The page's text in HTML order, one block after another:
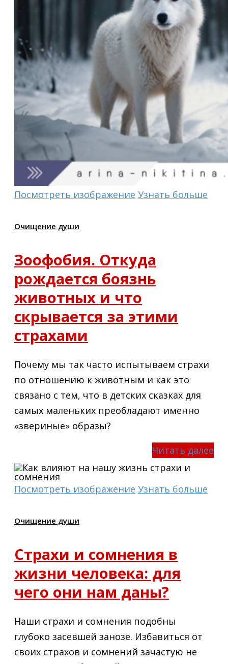
Посмотреть изображение Узнать больше
Очищение души
Зоофобия. Откуда
рождается боязнь
животных и что
скрывается за этими
страхами
Почему мы так часто испытываем страхи
по отношению к животным и как это
связано с тем, что в детских сказках для
самых маленьких преобладают именно
«звериные» образы?
Читать далее
Посмотреть изображение Узнать больше
Очищение души
Страхи и сомнения в
жизни человека: для
чего они нам даны?
Наши страхи и сомнения подобны
глубоко засевшей занозе. Избавиться от
своих страхов и сомнений зачастую не